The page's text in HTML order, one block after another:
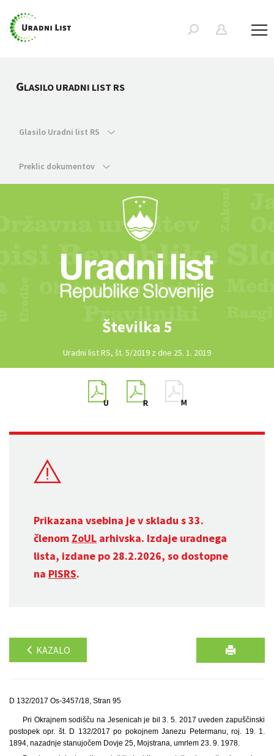
GLASILO URADNI LIST RS
Glasilo Uradni list RS
Preklic dokumentov
Številka 5
Uradni list RS, št. 5/2019 z dne 25. 1. 2019
Prikazana vsebina je v skladu s 33.
členom ZoUL arhivska. Izdaje uradnega
lista, izdane po 28.2.2026, so dostopne
na PISRS.
KAZALO
D 132/2017 Os-3457/18, Stran 95
Pri Okrajnem sodišču na Jesenicah je bil 3. 5. 2017 uveden zapuščinski
postopek opr. št. D 132/2017 po pokojnem Janezu Petermanu, roj. 19. 1.
1894, nazadnje stanujočem Dovje 25, Mojstrana, umrlem 23. 9. 1978.